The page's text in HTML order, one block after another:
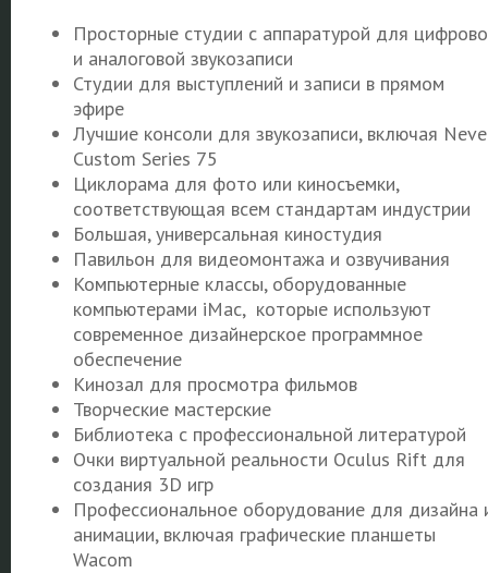
Просторные студии с аппаратурой для
и аналоговой звукозаписи
Студии для выступлений и записи в прямом
эфире
Лучшие консоли для звукозаписи, включая Neve
Custom Series 75
Циклорама для фото или киносъемки,
соответствующая всем стандартам индустрии
Большая, универсальная киностудия
Павильон для видеомонтажа и озвучивания
Компьютерные классы, оборудованные
компьютерами iMac, которые используют
современное дизайнерское программное
обеспечение
Кинозал для просмотра фильмов
Творческие мастерские
Библиотека с профессиональной литературой
Очки виртуальной реальности Oculus Rift для
создания 3D игр
Профессиональное оборудование для дизайна
анимации, включая графические планшеты
Wacom